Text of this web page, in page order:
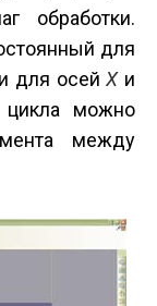
обработки.
для
для осейXи
цикла можно
между